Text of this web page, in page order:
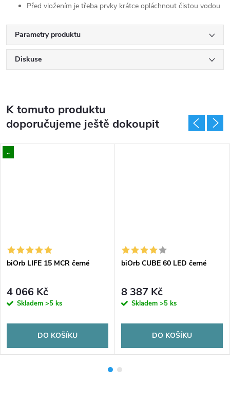
Před vložením je třeba prvky krátce opláchnout čistou vodou
Parametry produktu
Diskuse
K tomuto produktu
doporučujeme ještě dokoupit
..
biOrb LIFE 15 MCR černé
4 066 Kč
Skladem >5 ks
DO KOŠÍKU
biOrb CUBE 60 LED černé
8 387 Kč
Skladem >5 ks
DO KOŠÍKU